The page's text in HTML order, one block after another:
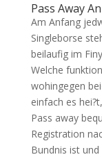
Pass Away
Am Anfang
Singleborse
beilaufig im
Welche
wohingegen
einfach es
Pass away
Registration
Bundnis ist